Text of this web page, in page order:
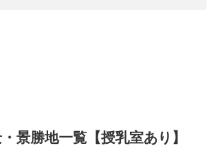
景勝地一覧【授乳室あり】